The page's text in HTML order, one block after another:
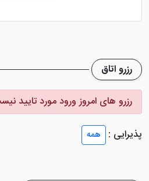
دیزاین چوبی می باشد که فضایی
چشم مهمانان خواهد کشید.
این هتل را جذاب می کند، چاپی
روی دیواره های آن ها می باشد.
اگر به دنبال بهترین واحد اقامتی
رزرو اتاق
رزرو های امروز ورود مورد تایید
پذیرایی : همه